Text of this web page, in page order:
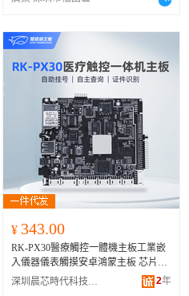
¥ 343.00
RK-PX30醫療觸控一體機主板工業嵌
入儀器儀表觸摸安卓鴻蒙主板 芯片組
四核,Cortex-A35,Mali-
31,MP2,GPU
深圳晨芯時代科技有限公司 2年